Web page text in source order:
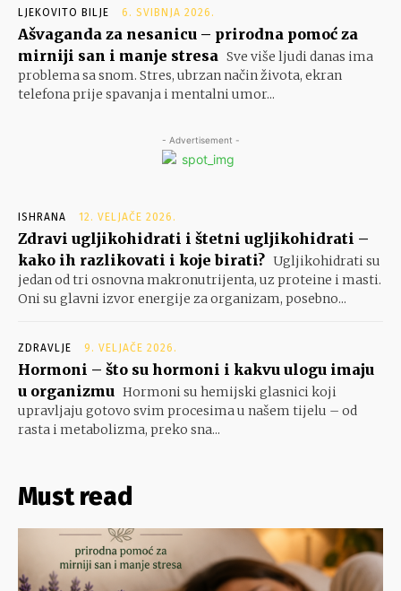
LJEKOVITO BILJE 6. SVIBNJA 2026.
Ašvaganda za nesanicu – prirodna pomoć za
mirniji san i manje stresa Sve više ljudi danas ima
problema sa snom. Stres, ubrzan način života, ekran
telefona prije spavanja i mentalni umor...
- Advertisement -
ISHRANA 12. VELJAČE 2026.
Zdravi ugljikohidrati i štetni ugljikohidrati –
kako ih razlikovati i koje birati? Ugljikohidrati su
jedan od tri osnovna makronutrijenta, uz proteine i masti.
Oni su glavni izvor energije za organizam, posebno...
ZDRAVLJE 9. VELJAČE 2026.
Hormoni – što su hormoni i kakvu ulogu imaju
u organizmu Hormoni su hemijski glasnici koji
upravljaju gotovo svim procesima u našem tijelu – od
rasta i metabolizma, preko sna...
Must read